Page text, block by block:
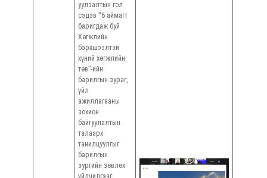
уулзалтын гол
сэдэв “6 аймагт
баригдаж буй
Хөгжлийн
бэрхшээлтэй
хүний хөгжлийн
төв”-ийн
барилгын зураг,
үйл
ажиллагааны
зохион
байгуулалтын
талаарх
танилцуулгыг
барилгын
зургийн зөвлөх
үйлчилгээг